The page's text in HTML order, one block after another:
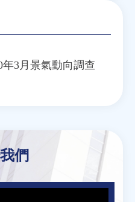
年3月景氣動向調查
們